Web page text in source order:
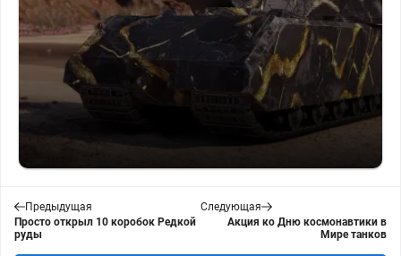
Предыдущая
Просто открыл 10 коробок Редкой
руды
Следующая
Акция ко Дню космонавтики в
Мире танков